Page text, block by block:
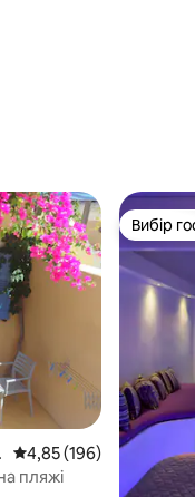
Середня оцінка: 4,85 з
4,85 (196)
пляжі
Вибір
Вибір